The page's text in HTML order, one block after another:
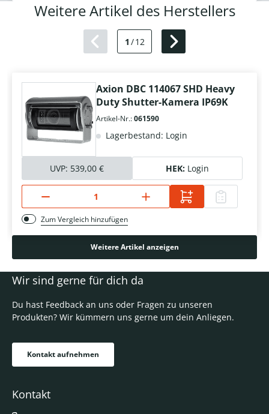
Weitere Artikel des Herstellers
1 /12
Axion DBC 114067 SHD Heavy
Duty Shutter-Kamera IP69K
Artikel-Nr.:061590
Lagerbestand: Login
UVP: 539,00 € HEK: Login
Zum Vergleich hinzufügen
Weitere Artikel anzeigen
Wir sind gerne für dich da
Du hast Feedback an uns oder Fragen zu unseren
Produkten? Wir kümmern uns gerne um dein Anliegen.
Kontakt aufnehmen
Kontakt